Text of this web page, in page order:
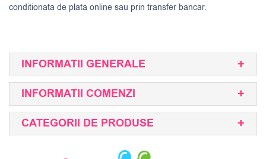
conditionata de plata online sau prin transfer bancar.
INFORMATII GENERALE
INFORMATII COMENZI
CATEGORII DE PRODUSE